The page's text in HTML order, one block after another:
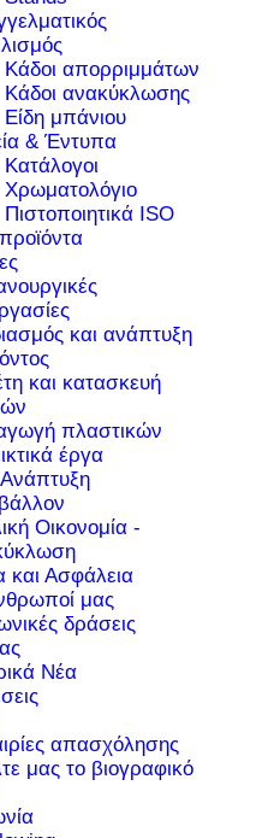
Κάδοι απορριμμάτων
Κάδοι ανακύκλωσης
Είδη μπάνιου
& Έντυπα
Κατάλογοι
Χρωματολόγιο
Πιστοποιητικά ISO
και ανάπτυξη
και κατασκευή
πλαστικών
έργα
Οικονομία -
και Ασφάλεια
μας
δράσεις
Νέα
απασχόλησης
μας το βιογραφικό